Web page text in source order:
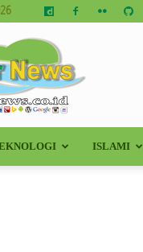
ISLAMI